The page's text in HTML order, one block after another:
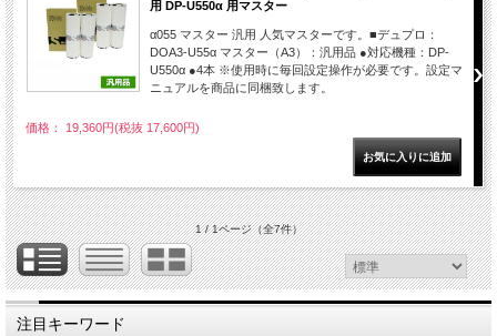
用 DP-U550α 用マスター
α055 マスター 汎用 人気マスターです。■デュプロ：
DOA3-U55α マスター（A3）：汎用品 ●対応機種：DP-
U550α ●4本 ※使用時に毎回設定操作が必要です。設定マ
ニュアルを商品に同梱致します。
価格： 19,360円(税抜 17,600円)
1 / 1ページ（全7件）
注目キーワード